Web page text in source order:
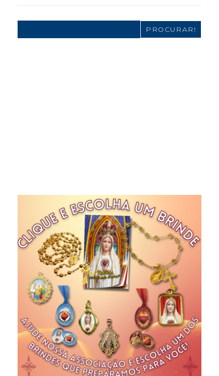
Search